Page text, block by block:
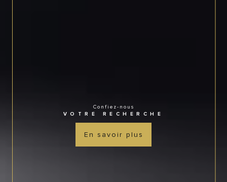
Confiez-nous
VOTRE RECHERCHE
En savoir plus